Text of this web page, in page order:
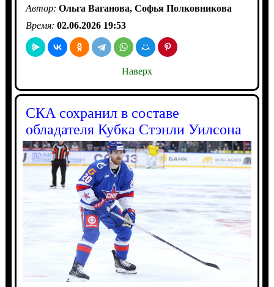
Автор: Ольга Ваганова, Софья Полковникова
Время: 02.06.2026 19:53
Наверх
СКА сохранил в составе
обладателя Кубка Стэнли Уилсона